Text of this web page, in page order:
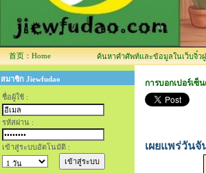
首页：Home ค้นหาคำศัพท์และข้อมูลในเว็บจิ๋วฝู
สมาชิก Jiewfudao
ชื่อผู้ใช้ :
รหัสผ่าน :
เข้าสู่ระบบอัตโนมัติ :
การบอกเปอร์เซ็
เผยแพร่วัน